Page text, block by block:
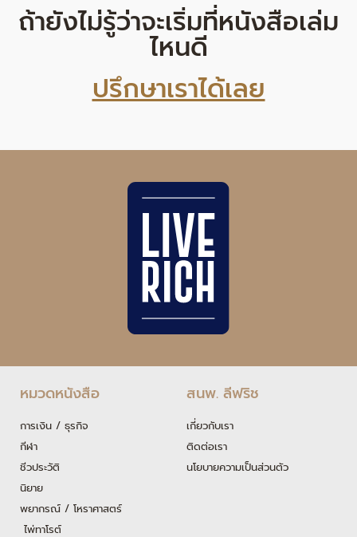
ถ้ายังไม่รู้ว่าจะเริ่มที่หนังสือเล่ม
ไหนดี
ปรึกษาเราได้เลย
หมวดหนังสือ
การเงิน / ธุรกิจ
กีฬา
ชีวประวัติ
นิยาย
พยากรณ์ / โหราศาสตร์
ไพ่ทาโรต์
สนพ. ลีฟริช
เกี่ยวกับเรา
ติดต่อเรา
นโยบายความเป็นส่วนตัว